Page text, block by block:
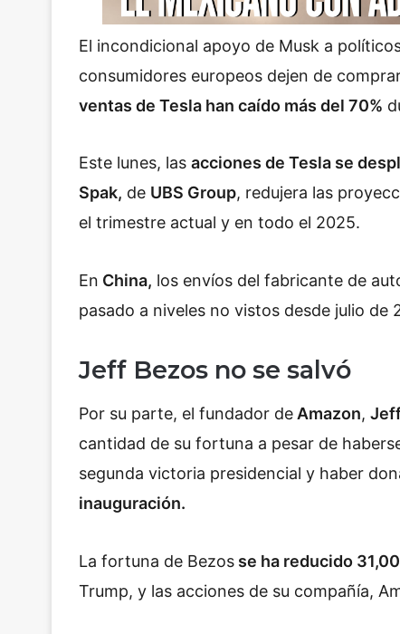
El incondicional apoyo de Musk a
consumidores europeos dejen de
ventas de Tesla han caído más del 70%
Este lunes, las acciones de Tesla se
Spak, de UBS Group, redujera las
el trimestre actual y en todo el 2025.
En China, los envíos del fabricante de
pasado a niveles no vistos desde julio de
Jeff Bezos no se salvó
Por su parte, el fundador de Amazon,
cantidad de su fortuna a pesar de
segunda victoria presidencial y haber
inauguración.
La fortuna de Bezos se ha reducido
Trump, y las acciones de su compañía,